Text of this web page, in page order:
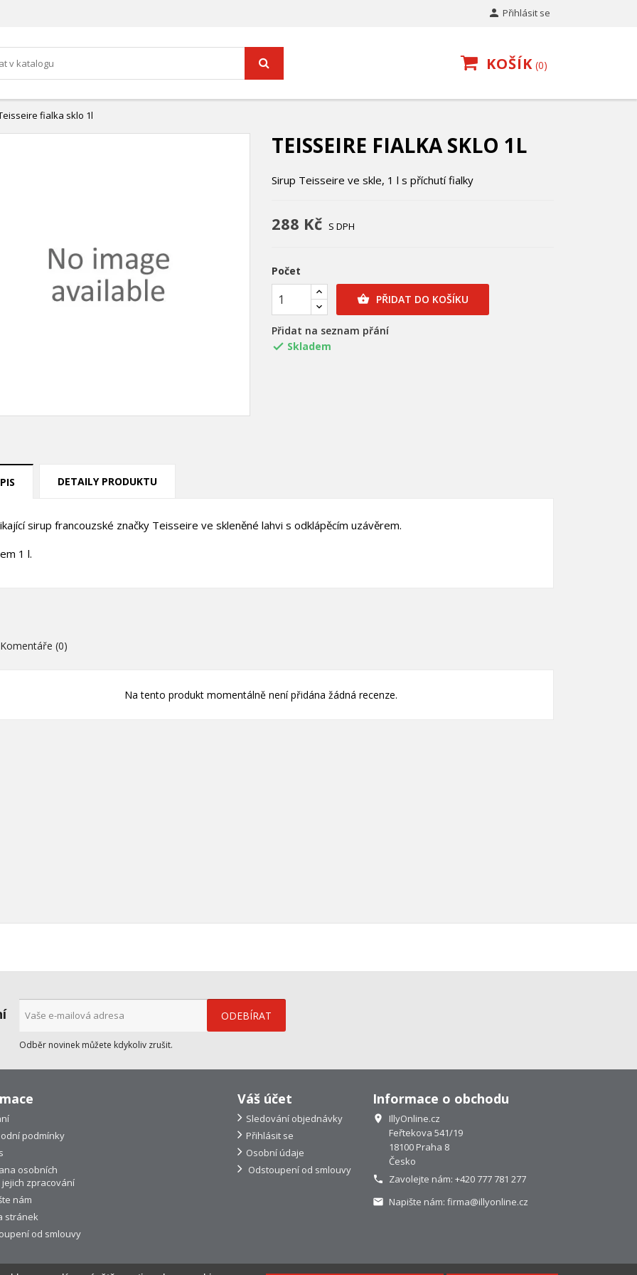
 Přihlásit se
KOŠÍK 0
fialka sklo 1l
TEISSEIRE FIALKA SKLO 1L
Sirup Teisseire ve skle, 1 l s příchutí fialky
288 Kč S DPH
Počet
 PŘIDAT DO KOŠÍKU
Přidat na seznam přání
 Skladem
DETAILY PRODUKTU
sirup francouzské značky Teisseire ve skleněné lahvi s odklápěcím uzávěrem.
1 l.
(0)
Na tento produkt momentálně není přidána žádná recenze.
Odběr novinek můžete kdykoliv zrušit.
podmínky
osobních
zpracování
nám
stránek
od smlouvy
Váš účet
Sledování objednávky
Přihlásit se
Osobní údaje
Odstoupení od smlouvy
Informace o obchodu

IllyOnline.cz
Feřtekova 541/19
18100 Praha 8
Česko
 Zavolejte nám: +420 777 781 277
 Napište nám: firma@illyonline.cz
((cancelText)) ((createText))
((cancelText)) ((loginText))